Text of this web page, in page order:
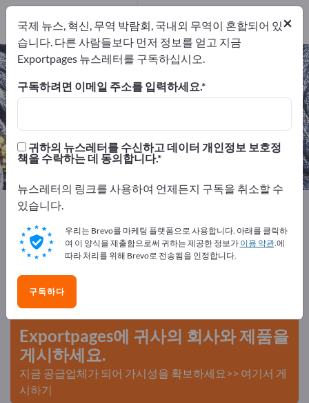
섬유 – 제조업체 및 공급업체 찾기
유통업체
2
제조업체68
유통업체2
Exportpages
Exportpages에서 무료로 광고하세
수요 – 공급 – 중고품 – 비즈니스 연락처 >> 여기서 시작
Exportpages에 귀사의 회사와 제품을
게시하세요.
지금 공급업체가 되어 가시성을 확보하세요>> 여기서 게
시하기
×
국제 뉴스, 혁신, 무역 박람회, 국내외 무역이 혼합되어 있
습니다. 다른 사람들보다 먼저 정보를 얻고 지금
Exportpages 뉴스레터를 구독하십시오.
구독하려면 이메일 주소를 입력하세요.
귀하의 뉴스레터를 수신하고 데이터 개인정보 보호정
책을 수락하는 데 동의합니다.
뉴스레터의 링크를 사용하여 언제든지 구독을 취소할 수
있습니다.
우리는 Brevo를 마케팅 플랫폼으로 사용합니다. 아래를 클릭하
여 이 양식을 제출함으로써 귀하는 제공한 정보가 이용 약관.에
따라 처리를 위해 Brevo로 전송됨을 인정합니다.
구독하다